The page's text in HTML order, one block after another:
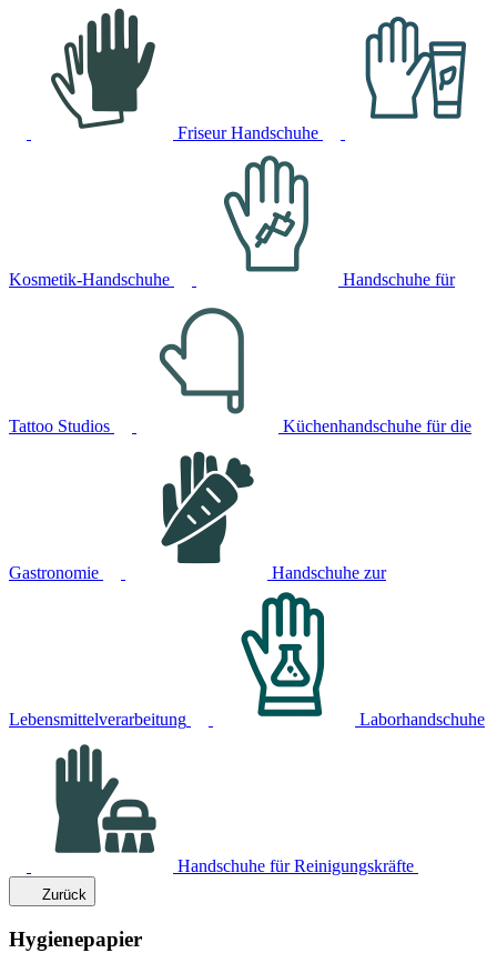
Friseur Handschuhe
Kosmetik-Handschuhe Handschuhe für
Tattoo Studios Küchenhandschuhe für die
Gastronomie Handschuhe zur
Lebensmittelverarbeitung Laborhandschuhe
Handschuhe für Reinigungskräfte
Zurück
Hygienepapier